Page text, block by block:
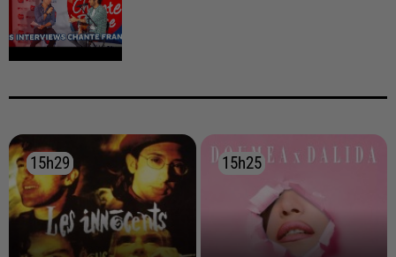
15h29
15h29 15h25
15h25